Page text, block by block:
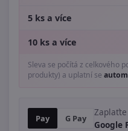
5 ks a více
10 ks a více
Sleva se počítá z celkového
produkty) a uplatní se
Pay G Pay
Google